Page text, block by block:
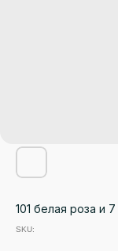
101 белая роза и
SKU: